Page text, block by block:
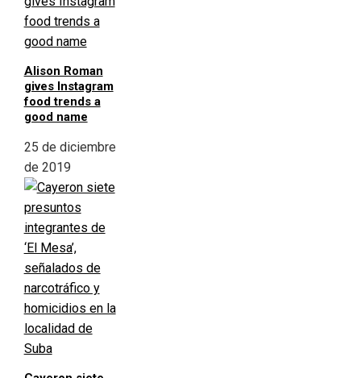
Alison Roman
gives Instagram
food trends a
good name
25 de diciembre
de 2019